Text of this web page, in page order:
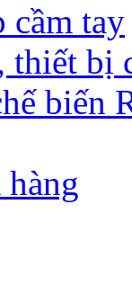
cầm tay
thiết bị
biến